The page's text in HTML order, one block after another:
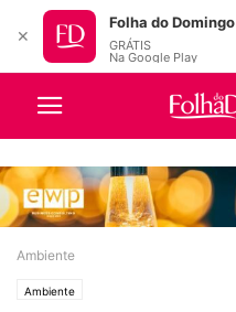
Ambiente
Ambiente
✕
Folha do Domingo
GRÁTIS
Na Google Play